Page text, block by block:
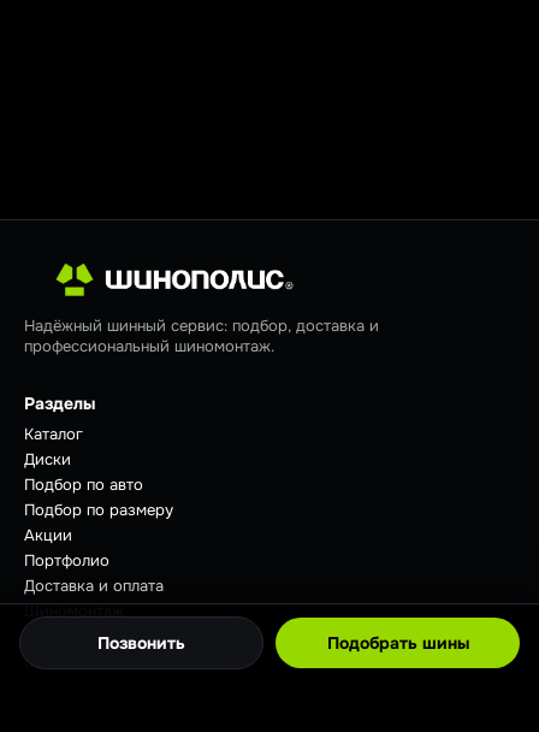
Позвонить Подобрать шины
Надёжный шинный сервис: подбор, доставка и
профессиональный шиномонтаж.
Разделы
Каталог
Диски
Подбор по авто
Подбор по размеру
Акции
Портфолио
Доставка и оплата
Шиномонтаж
Советы